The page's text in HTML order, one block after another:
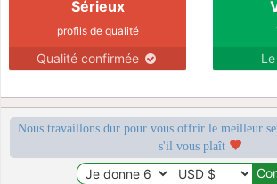
Sérieux
profils de qualité
Qualité confirmée
Nous travaillons dur pour vous offrir le meilleur
s'il vous plaît